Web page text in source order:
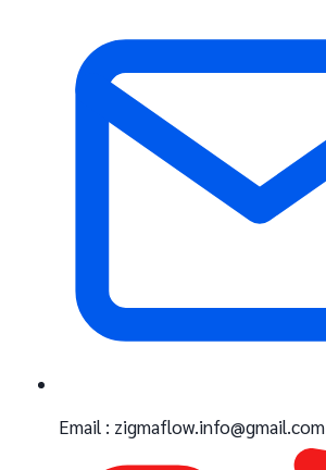
Email : zigmaflow.info@gmail.com